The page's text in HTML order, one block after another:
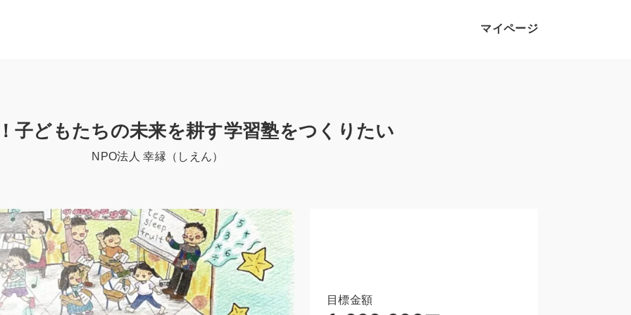
マイページ
子どもたちの未来を耕す学習塾をつくりたい
NPO法人 幸縁（しえん）
目標金額